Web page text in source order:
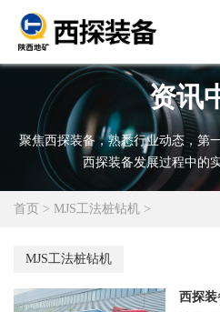
资讯
聚焦西探装备，熟悉行业动态，第
西探装备发展过程中的
首页 > MJS工法桩钻机 >
MJS工法桩钻机
西探装